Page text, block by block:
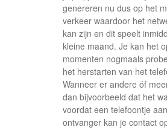
genereren nu dus op het
verkeer waardoor het
kan zijn en dit speelt
kleine maand. Je kan het
momenten nogmaals
het herstarten van het
Wanneer er andere óf
dan bijvoorbeeld dat het
voordat een telefoontje
ontvanger kan je contact